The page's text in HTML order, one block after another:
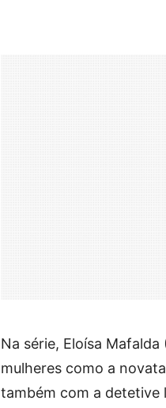
Na série, Eloísa
mulheres como a
também com a detetive